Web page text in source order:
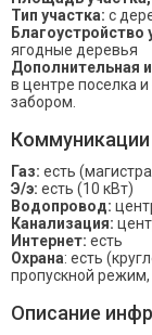
Тип участка: с
Благоустройство
ягодные деревья
Дополнительная
в центре поселка
забором.
Коммуникации
Газ: есть
Э/э: есть (10 кВт)
Водопровод:
Канализация:
Интернет: есть
Охрана: есть
пропускной
Описание